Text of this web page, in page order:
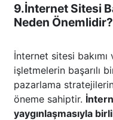
9.İnternet Sitesi
Neden Önemlidir?
İnternet sitesi
işletmelerin başarılı
pazarlama
öneme sahiptir.
yaygınlaşmasıyla